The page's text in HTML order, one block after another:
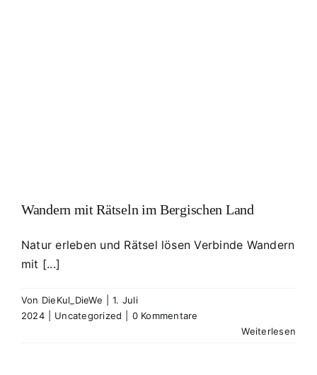
Wandern mit Rätseln im Bergischen Land
Natur erleben und Rätsel lösen Verbinde Wandern
mit [...]
Von DieKul_DieWe
1. Juli
2024
Uncategorized
0 Kommentare
Weiterlesen